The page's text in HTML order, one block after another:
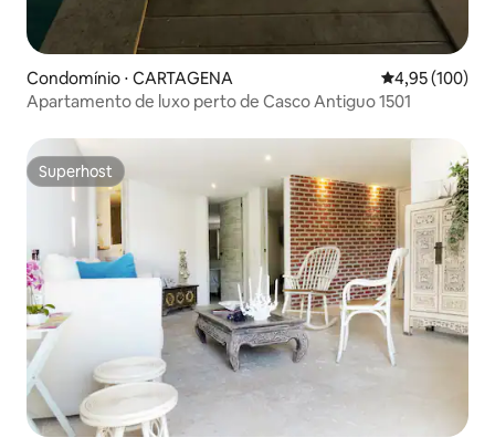
Condomínio ⋅ CARTAGENA 4,95 de uma
4,95 (100)
Apartamento de luxo perto de Casco Antiguo 1501
Superhost
Superhost